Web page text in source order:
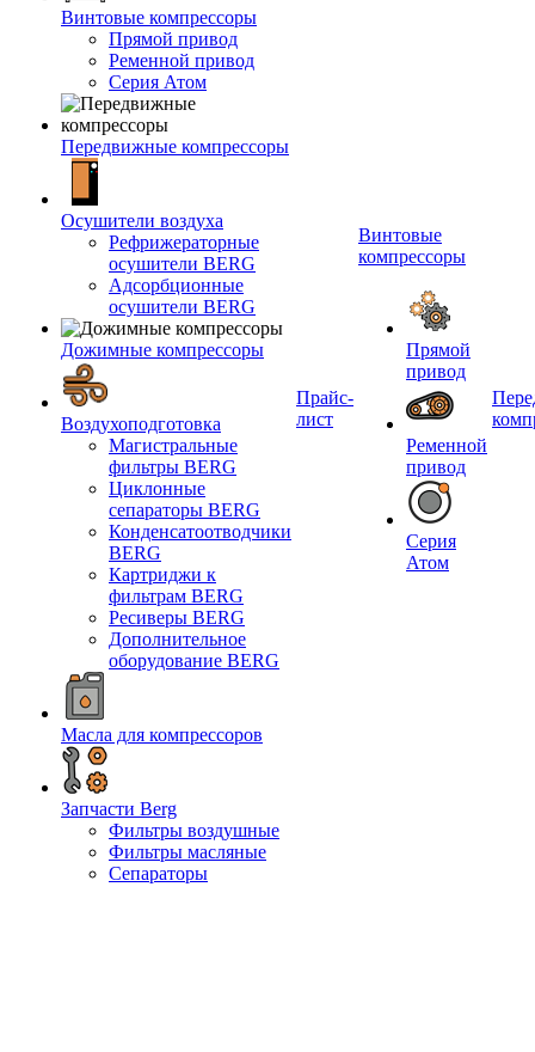
Винтовые компрессоры
Прямой привод
Ременной привод
Серия Атом
Передвижные компрессоры
Осушители воздуха
Рефрижераторные
осушители BERG
Адсорбционные
осушители BERG
Дожимные компрессоры
Воздухоподготовка
Магистральные
фильтры BERG
Циклонные
сепараторы BERG
Конденсатоотводчики
BERG
Картриджи к
фильтрам BERG
Ресиверы BERG
Дополнительное
оборудование BERG
Масла для компрессоров
Запчасти Berg
Фильтры воздушные
Фильтры масляные
Сепараторы
Прайс-
лист
Винтовые
компрессоры
Прямой
привод
Ременной
привод
Серия
Атом